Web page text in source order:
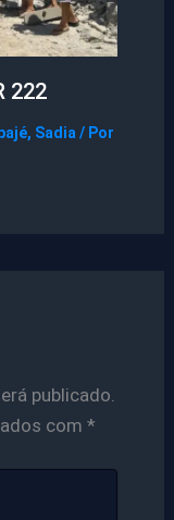
222
, Sadia / Por
publicado.
com *